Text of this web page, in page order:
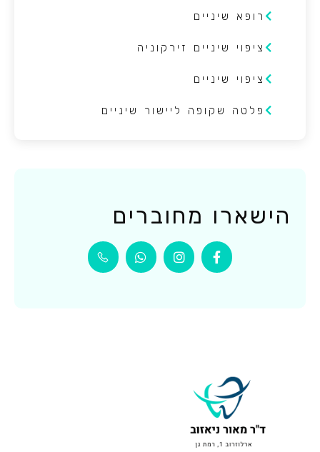
רופא שיניים
ציפוי שיניים זירקוניה
ציפוי שיניים
פלטה שקופה ליישור שיניים
הישארו מחוברים